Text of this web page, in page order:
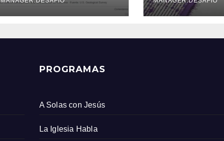
Servicio Geológico
Colombiano
PROGRAMAS
A Solas con Jesús
La Iglesia Habla